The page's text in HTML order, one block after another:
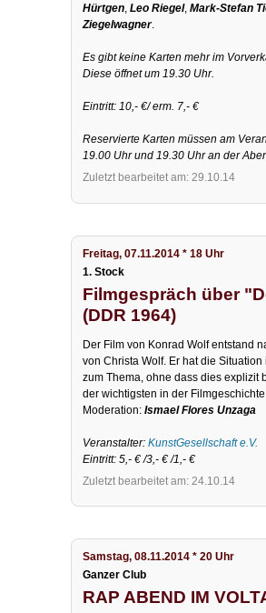
Hürtgen,Leo Riegel,Mark-Stefan
Ziegelwagner.
Es gibt keine Karten mehr im
Diese öffnet um 19.30 Uhr.
Eintritt: 10,- €/ erm. 7,- €
Reservierte Karten müssen am
19.00 Uhr und 19.30 Uhr an der
Zuletzt bearbeitet am: 29.10.14
Freitag, 07.11.2014 * 18 Uhr
1. Stock
Filmgespräch über
(DDR 1964)
Der Film von Konrad Wolf entstand
von Christa Wolf. Er hat die
zum Thema, ohne dass dies explizit
der wichtigsten in der
Moderation:Ismael Flores Unzaga
Veranstalter:KunstGesellschaft e.V.
Eintritt: 5,- € /3,- € /1,- €
Zuletzt bearbeitet am: 24.10.14
Samstag, 08.11.2014 * 20 Uhr
Ganzer Club
RAP ABEND IM